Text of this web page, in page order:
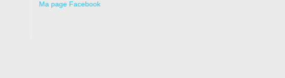
Ma page Facebook